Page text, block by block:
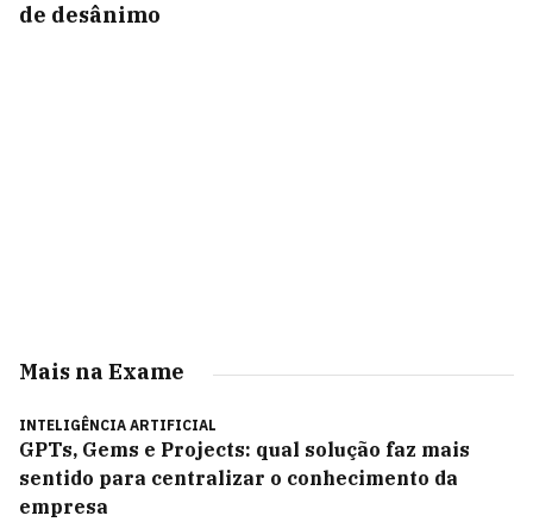
de desânimo
Mais na Exame
INTELIGÊNCIA ARTIFICIAL
GPTs, Gems e Projects: qual solução faz mais
sentido para centralizar o conhecimento da
empresa